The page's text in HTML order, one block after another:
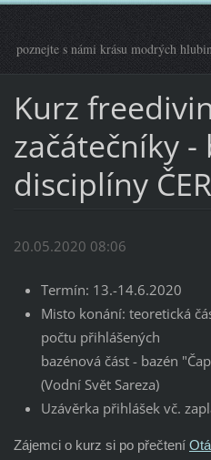
poznejte s námi krásu modrých
Kurz
začátečníky -
disciplíny
20.05.2020 08:06
Termín: 13.-14.6.2020
Misto konání: teoretická
počtu přihlášených
bazénová část - bazén
(Vodní Svět Sareza)
Uzávěrka přihlášek vč.
Zájemci o kurz si po přečtení